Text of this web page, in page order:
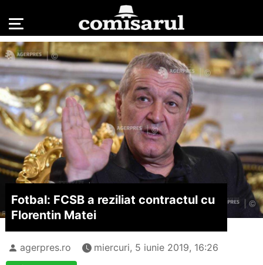
Fotbal: FCSB a reziliat contractul cu
Florentin Matei
agerpres.ro miercuri, 5 iunie 2019, 16:26